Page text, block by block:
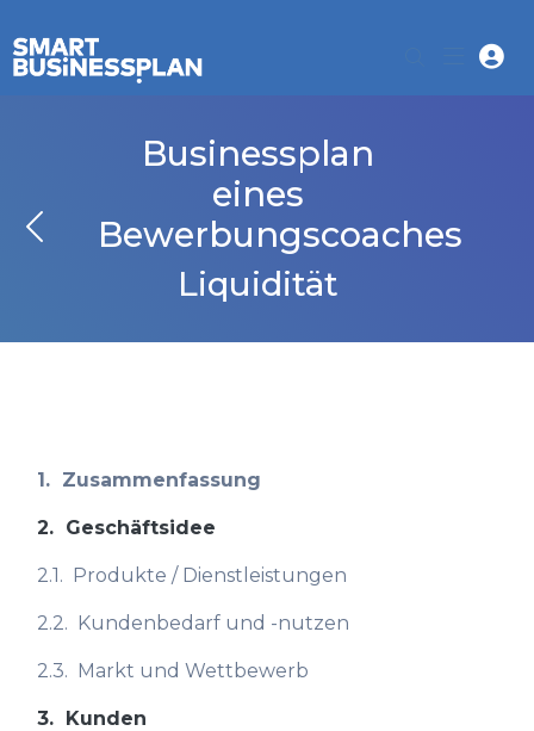
Businessplan
eines
Bewerbungscoaches
Liquidität
1. Zusammenfassung
2. Geschäftsidee
2.1. Produkte / Dienstleistungen
2.2. Kundenbedarf und -nutzen
2.3. Markt und Wettbewerb
3. Kunden